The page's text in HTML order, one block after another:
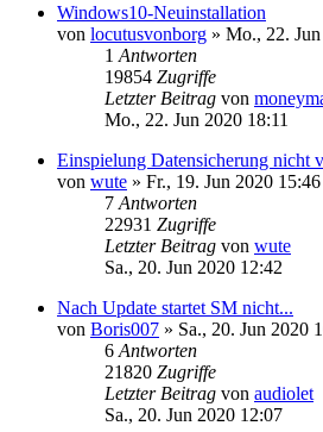
Windows10-Neuinstallation
von locutusvonborg » Mo., 22.
1 Antworten
19854 Zugriffe
Letzter Beitrag von
Mo., 22. Jun 2020 18:11
Einspielung Datensicherung nicht
von wute » Fr., 19. Jun 2020 15:46
7 Antworten
22931 Zugriffe
Letzter Beitrag von wute
Sa., 20. Jun 2020 12:42
Nach Update startet SM nicht...
von Boris007 » Sa., 20. Jun 2020
6 Antworten
21820 Zugriffe
Letzter Beitrag von audiolet
Sa., 20. Jun 2020 12:07